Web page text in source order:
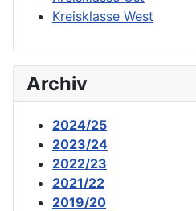
Kreisklasse West
Archiv
2024/25
2023/24
2022/23
2021/22
2019/20